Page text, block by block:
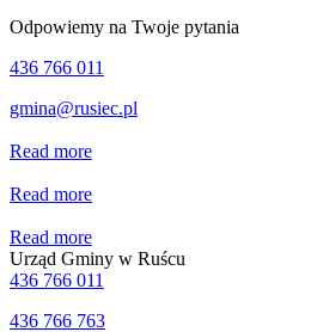
Odpowiemy na Twoje pytania
436 766 011
gmina@rusiec.pl
Read more
Read more
Read more
Urząd Gminy w Ruścu
436 766 011
436 766 763